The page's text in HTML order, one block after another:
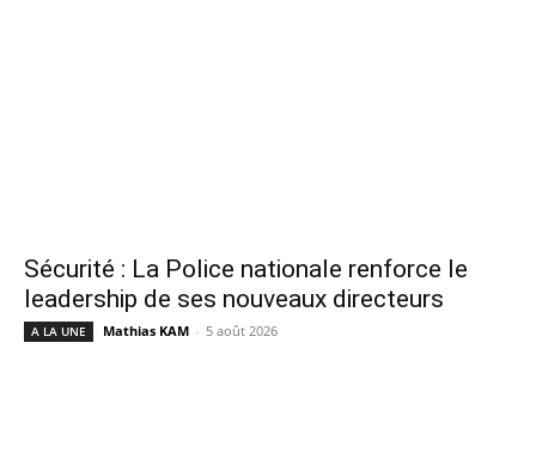
Sécurité : La Police nationale renforce le
leadership de ses nouveaux directeurs
A LA UNE Mathias KAM - 5 août 2026